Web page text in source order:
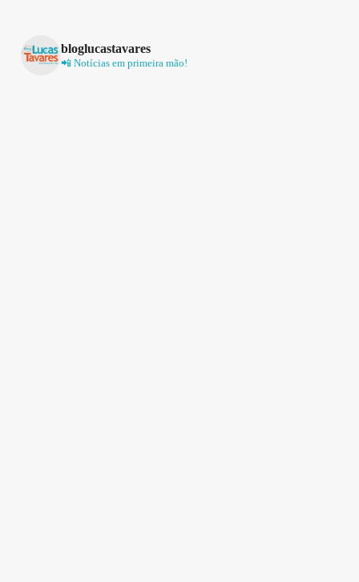
bloglucastavares
📲 Notícias em primeira mão!